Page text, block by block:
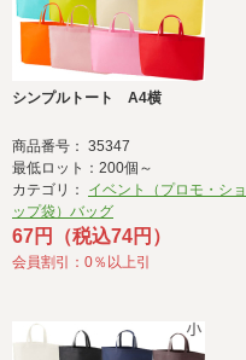
シンプルトート A4横
商品番号： 35347
最低ロット：200個～
カテゴリ： イベント（プロモ・ショ
ップ袋）バッグ
67円（税込74円）
会員割引：0％以上引